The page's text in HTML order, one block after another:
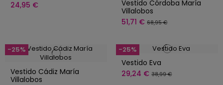
24,95 €
Vestido Córdoba María
Villalobos
51,71 €68,95 €
-25%
Vestido Cádiz María
Villalobos
-25%
Vestido Eva
29,24 €38,99 €